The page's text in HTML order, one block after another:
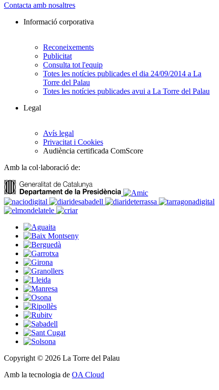
Contacta amb nosaltres
Informació corporativa
Reconeixements
Publicitat
Consulta tot l'equip
Totes les notícies publicades el dia 24/09/2014 a La
Torre del Palau
Totes les notícies publicades avui a La Torre del Palau
Legal
Avís legal
Privacitat i Cookies
Audiència certificada ComScore
Amb la col·laboració de:
Copyright © 2026 La Torre del Palau
Amb la tecnologia de OA Cloud